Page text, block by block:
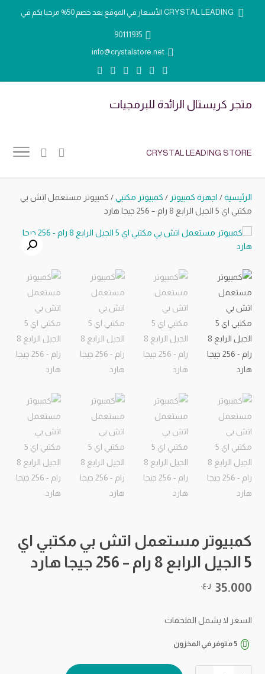
الأسعار في الموقع بعد خصم 50% مرحبا بكم في CRYSTAL LEADING
90111935
info@crystalstore.net
متجر كريستال الرائدة للبرمجيات
CRYSTAL LEADING STORE
الرئيسية/ اجهزة كمبيوتر / كمبيوتر مكتبي/ كمبيوتر مستعمل اتش بي
مكتبي اي 5 الجيل الرابع 8 رام – 256 جيجا هارد
كمبيوتر مستعمل اتش بي مكتبي اي
5 الجيل الرابع 8 رام – 256 جيجا هارد
35.000 ر.ع.
السعر لا يشمل الملحقات
5 متوفر في المخزون